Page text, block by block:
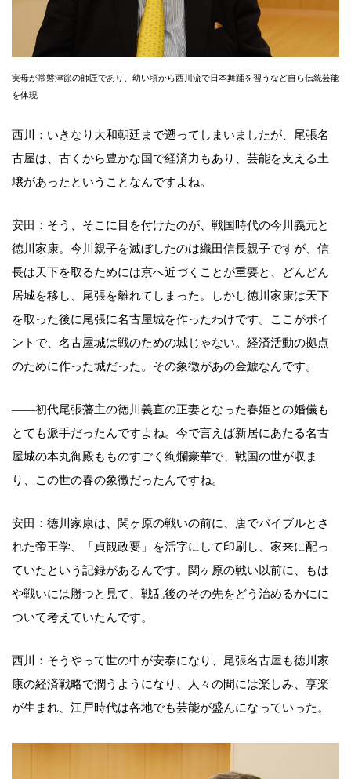
実母が常磐津節の師匠であり、幼い頃から西川流で日本舞踊を習うなど自ら伝統芸能
を体現
西川：いきなり大和朝廷まで遡ってしまいましたが、尾張名
古屋は、古くから豊かな国で経済力もあり、芸能を支える土
壌があったということなんですよね。
安田：そう、そこに目を付けたのが、戦国時代の今川義元と
徳川家康。今川親子を滅ぼしたのは織田信長親子ですが、信
長は天下を取るためには京へ近づくことが重要と、どんどん
居城を移し、尾張を離れてしまった。しかし徳川家康は天下
を取った後に尾張に名古屋城を作ったわけです。ここがポイ
ントで、名古屋城は戦のための城じゃない。経済活動の拠点
のために作った城だった。その象徴があの金鯱なんです。
——初代尾張藩主の徳川義直の正妻となった春姫との婚儀も
とても派手だったんですよね。今で言えば新居にあたる名古
屋城の本丸御殿もものすごく絢爛豪華で、戦国の世が収ま
り、この世の春の象徴だったんですね。
安田：徳川家康は、関ヶ原の戦いの前に、唐でバイブルとさ
れた帝王学、「貞観政要」を活字にして印刷し、家来に配っ
ていたという記録があるんです。関ヶ原の戦い以前に、もは
や戦いには勝つと見て、戦乱後のその先をどう治めるかにに
ついて考えていたんです。
西川：そうやって世の中が安泰になり、尾張名古屋も徳川家
康の経済戦略で潤うようになり、人々の間には楽しみ、享楽
が生まれ、江戸時代は各地でも芸能が盛んになっていった。